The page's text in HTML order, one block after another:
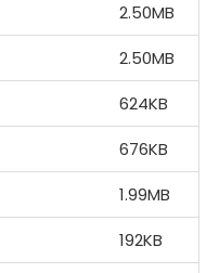
2.50MB
2.50MB
624KB
676KB
1.99MB
192KB